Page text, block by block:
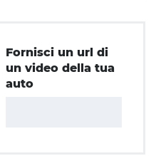
Fornisci un url di
un video della tua
auto